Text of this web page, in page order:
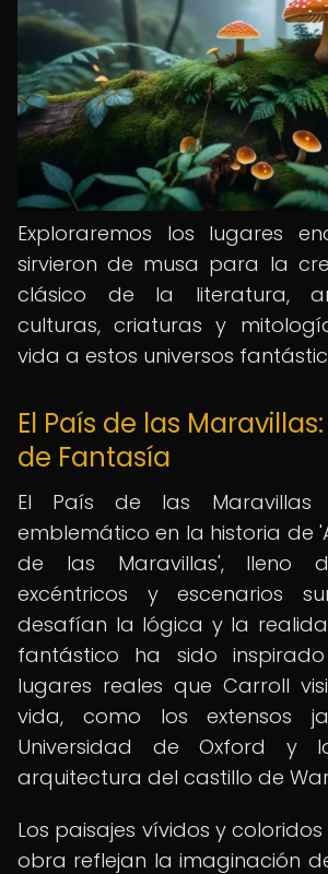
Exploraremos los lugares
sirvieron de musa para la
clásico de la literatura,
culturas, criaturas y
vida a estos universos
El País de las
de Fantasía
El País de las
emblemático en la historia de
de las Maravillas', lleno
excéntricos y escenarios
desafían la lógica y la
fantástico ha sido
lugares reales que Carroll
vida, como los extensos
Universidad de Oxford y
arquitectura del castillo de
Los paisajes vívidos y
obra reflejan la imaginación